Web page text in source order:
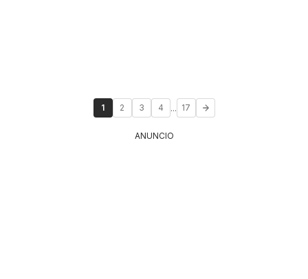
1 2 3 4 ... 17
ANUNCIO